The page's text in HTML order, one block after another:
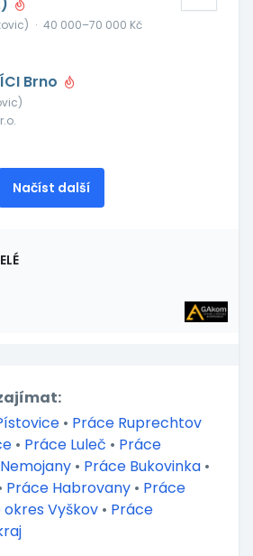
· 40 000–70 000 Kč
Brno
Načíst další
• Práce Ruprechtov
• Práce Luleč • Práce
• Práce Bukovinka •
Práce Habrovany • Práce
okres Vyškov • Práce